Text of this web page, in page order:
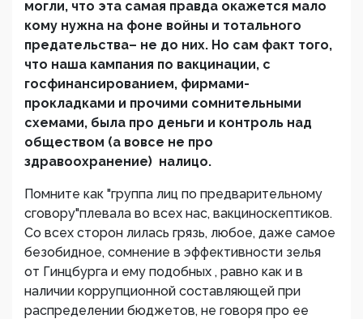
могли, что эта самая правда окажется мало
кому нужна на фоне войны и тотального
предательства– не до них. Но сам факт того,
что наша кампания по вакцинации, с
госфинансированием, фирмами-
прокладками и прочими сомнительными
схемами, была про деньги и контроль над
обществом (а вовсе не про
здравоохранение) налицо.
Помните как "группа лиц по предварительному
сговору"плевала во всех нас, вакциноскептиков.
Со всех сторон лилась грязь, любое, даже самое
безобидное, сомнение в эффективности зелья
от Гинцбурга и ему подобных , равно как и в
наличии коррупционной составляющей при
распределении бюджетов, не говоря про ее